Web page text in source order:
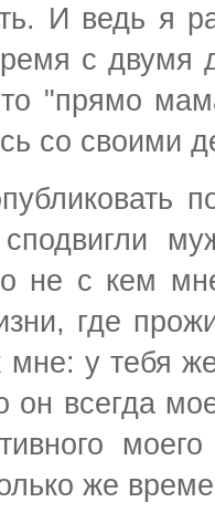
И ведь я
с двумя
"прямо
со своими
не с кем
где
у тебя
он всегда
же